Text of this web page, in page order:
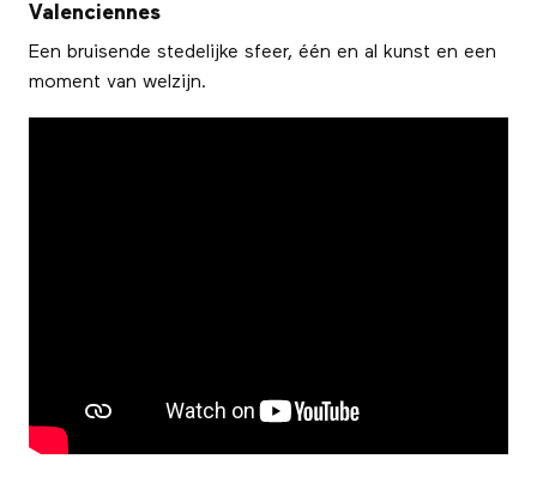
Valenciennes
Een bruisende stedelijke sfeer, één en al kunst en een
moment van welzijn.